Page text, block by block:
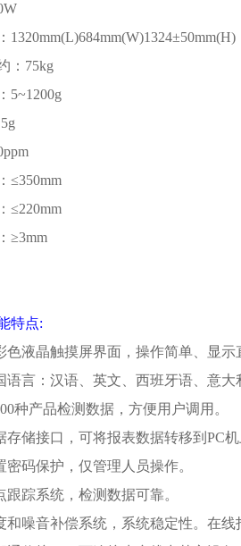
1320mm(L)684mm(W)1324±50mm(H)
： 75kg
5~1200g
≤350mm
≤220mm
≥3mm
特点:
色液晶触摸屏界面，操作简单、显示
语言：汉语、英文、西班牙语、意
种产品检测数据，方便用户调用。
存储接口，可将报表数据转移到 PC机
密码保护，仅管理人员操作。
跟踪系统，检测数据可靠。
和噪音补偿系统，系统稳定性。在线